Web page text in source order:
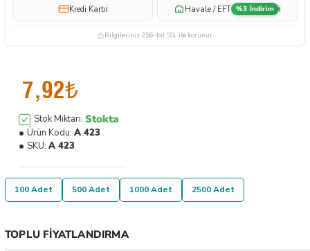
Kredi Kartıi Havale / EFT %3 İndirim i
Bilgileriniz 256-bit SSL ile korunur
7,92₺
Stok Miktarı: Stokta
Ürün Kodu: A 423
SKU: A 423
100 Adet 500 Adet 1000 Adet 2500 Adet
TOPLU FIYATLANDIRMA